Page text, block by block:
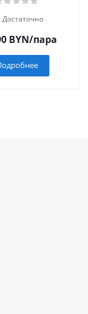
Достаточно
BYN/пара